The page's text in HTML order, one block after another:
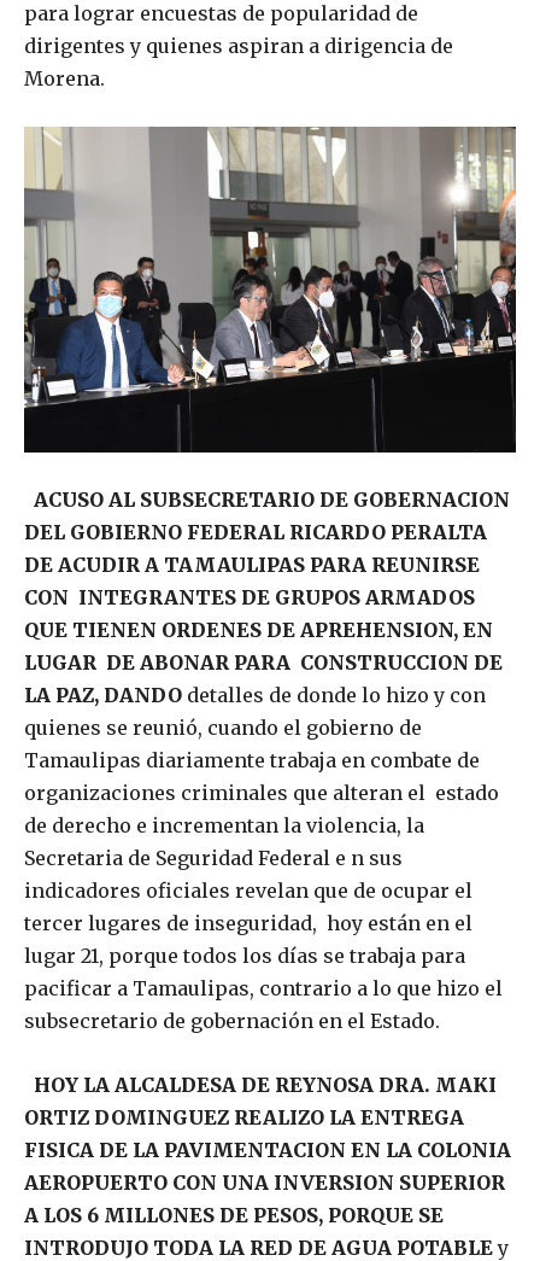
para lograr encuestas de popularidad de
dirigentes y quienes aspiran a dirigencia de
Morena.
ACUSO AL SUBSECRETARIO DE GOBERNACION
DEL GOBIERNO FEDERAL RICARDO PERALTA
DE ACUDIR A TAMAULIPAS PARA REUNIRSE
CON INTEGRANTES DE GRUPOS ARMADOS
QUE TIENEN ORDENES DE APREHENSION, EN
LUGAR DE ABONAR PARA CONSTRUCCION DE
LA PAZ, DANDO detalles de donde lo hizo y con
quienes se reunió, cuando el gobierno de
Tamaulipas diariamente trabaja en combate de
organizaciones criminales que alteran el estado
de derecho e incrementan la violencia, la
Secretaria de Seguridad Federal e n sus
indicadores oficiales revelan que de ocupar el
tercer lugares de inseguridad, hoy están en el
lugar 21, porque todos los días se trabaja para
pacificar a Tamaulipas, contrario a lo que hizo el
subsecretario de gobernación en el Estado.
HOY LA ALCALDESA DE REYNOSA DRA. MAKI
ORTIZ DOMINGUEZ REALIZO LA ENTREGA
FISICA DE LA PAVIMENTACION EN LA COLONIA
AEROPUERTO CON UNA INVERSION SUPERIOR
A LOS 6 MILLONES DE PESOS, PORQUE SE
INTRODUJO TODA LA RED DE AGUA POTABLEy